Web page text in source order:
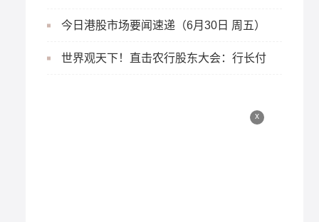
今日港股市场要闻速递（6月30日 周五）
新消息
世界观天下！直击农行股东大会：行长付
x